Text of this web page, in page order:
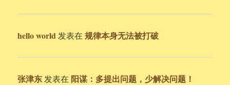
hello world 发表在规律本身无法被打破
张津东 发表在 阳谋：多提出问题，少解决问题！